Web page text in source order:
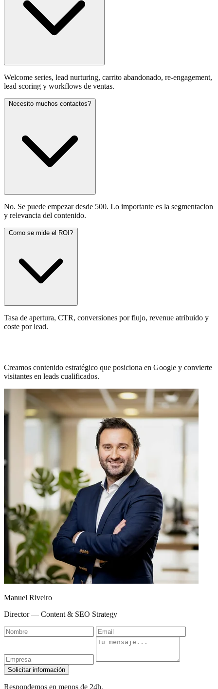
Welcome series, lead nurturing, carrito abandonado, re-engagement,
lead scoring y workflows de ventas.
Necesito muchos contactos?
No. Se puede empezar desde 500. Lo importante es la segmentacion
y relevancia del contenido.
Como se mide el ROI?
Tasa de apertura, CTR, conversiones por flujo, revenue atribuido y
coste por lead.
Creamos contenido estratégico que posiciona en Google y convierte
visitantes en leads cualificados.
Manuel Riveiro
Director — Content & SEO Strategy
Nombre
Email
Mensaje
Solicitar información
Respondemos en menos de 24h.